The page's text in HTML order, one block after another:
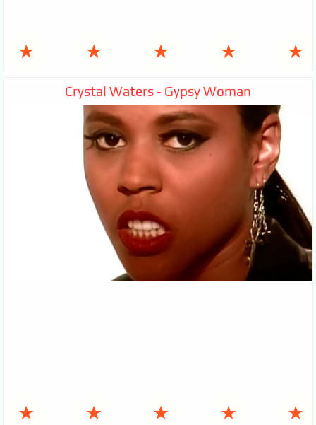
★ ★ ★ ★ ★
Crystal Waters - Gypsy Woman
★ ★ ★ ★ ★